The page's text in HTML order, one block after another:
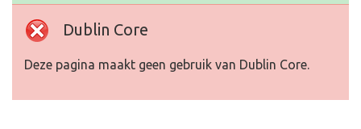
Dublin Core
Deze pagina maakt geen gebruik van Dublin Core.